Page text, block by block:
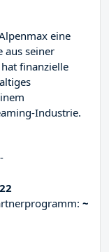
eine
aus seiner
finanzielle
Industrie.
~